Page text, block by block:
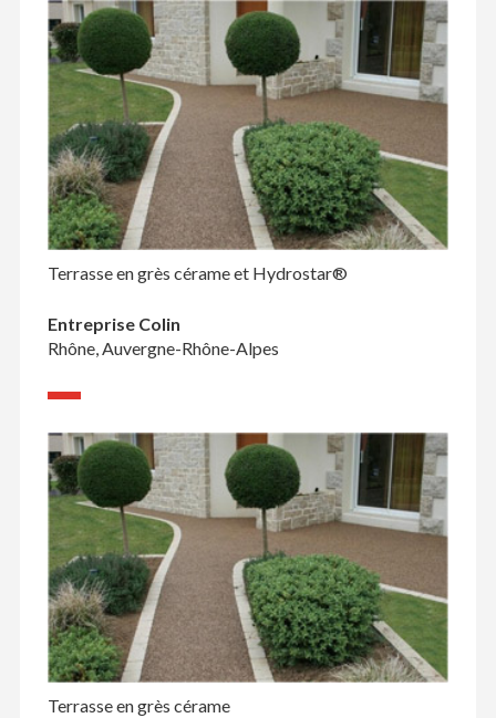
Terrasse en grès cérame et Hydrostar®
Entreprise Colin
Rhône, Auvergne-Rhône-Alpes
Terrasse en grès cérame